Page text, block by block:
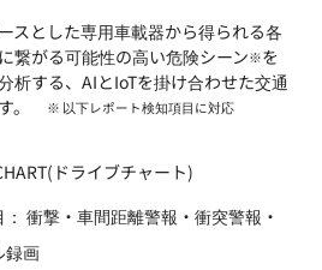
スとした専用車載器から得られる各
繋がる可能性の高い危険シーン※を
析する、AIとIoTを掛け合わせた交通
。
※ 以下レポート検知項目に対応
ドライブチャート)
衝撃・車間距離警報・衝突警報・
録画